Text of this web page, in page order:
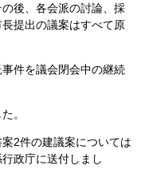
後、各会派の討論、採
提出の議案はすべて原
件を議会閉会中の継続
。
2件の建議案については
政庁に送付しまし